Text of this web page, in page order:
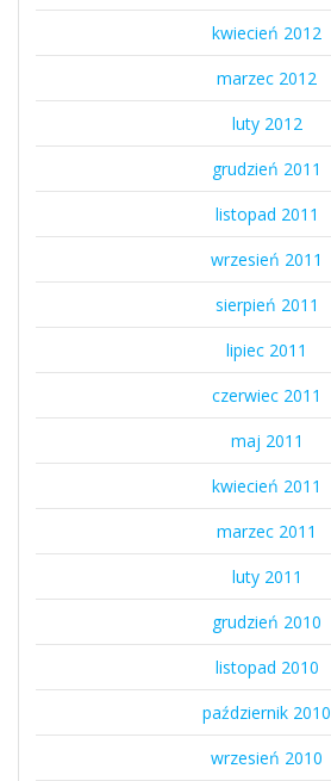
kwiecień 2012
marzec 2012
luty 2012
grudzień 2011
listopad 2011
wrzesień 2011
sierpień 2011
lipiec 2011
czerwiec 2011
maj 2011
kwiecień 2011
marzec 2011
luty 2011
grudzień 2010
listopad 2010
październik 2010
wrzesień 2010